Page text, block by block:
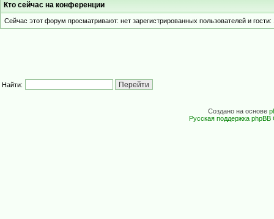
Кто сейчас на конференции
Сейчас этот форум просматривают: нет зарегистрированных пользователей и гости:
Найти:
Создано на основе
Русская поддержка phpBB